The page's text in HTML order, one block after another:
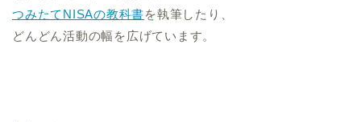
つみたてNISAの教科書を執筆したり、
どんどん活動の幅を広げています。